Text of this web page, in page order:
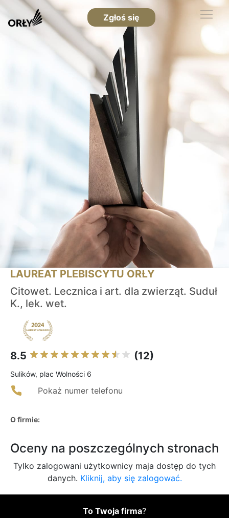
Zgłoś się
LAUREAT PLEBISCYTU ORŁY
Citowet. Lecznica i art. dla zwierząt. Suduł
K., lek. wet.
8.5 (12)
Sulików, plac Wolności 6
Pokaż numer telefonu
O firmie:
Oceny na poszczególnych stronach
Tylko zalogowani użytkownicy maja dostęp do tych
danych. Kliknij, aby się zalogować.
To Twoja firma?